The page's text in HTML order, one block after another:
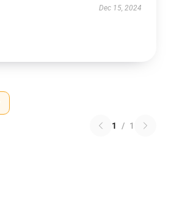
Dec 15, 2024
1 / 1